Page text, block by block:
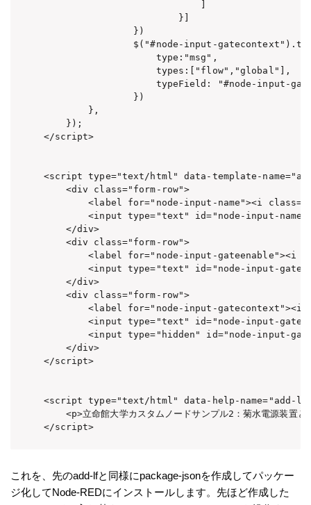
}]
})
$("#node-input-
type:"msg",
types:["flow","global"],
typeField: "#node-input-
})
},
});
</script>
<script type="text/html" data-template-
<div class="form-row">
<label for="node-input-name"><i class="fa
<input type="text" id="node-input-name"
</div>
<div class="form-row">
<label for="node-input-gateenable"><i
<input type="text" id="node-input-
</div>
<div class="form-row">
<label for="node-input-gatecontext"><i
<input type="text" id="node-input-
<input type="hidden" id="node-input-
</div>
</script>
<script type="text/html" data-help-name="add-
<p>立命館大学カスタムノードサンプル2：菊水電源装置
</script>
これを、先のadd-lfと同様にpackage-jsonを作成してパッケー
ジ化してNode-REDにインストールします。先ほど作成した